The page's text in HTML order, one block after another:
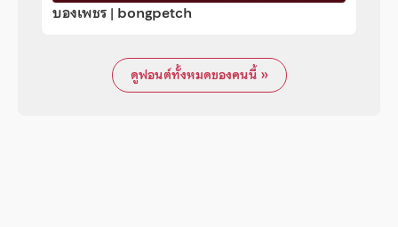
บองเพชร | bongpetch
ดูฟอนต์ทั้งหมดของคนนี้ »